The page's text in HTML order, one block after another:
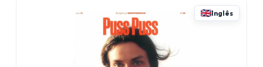
Inglês